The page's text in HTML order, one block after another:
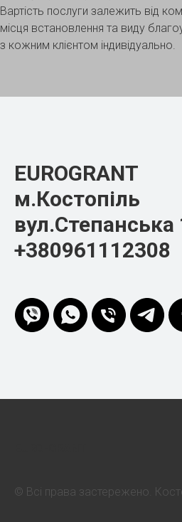
Вартість послуги залежить від
місця встановлення та виду
з кожним клієнтом індивідуально.
EUROGRANT
м.Костопіль
вул.Степанська
+380961112308
© Всі права застережено.